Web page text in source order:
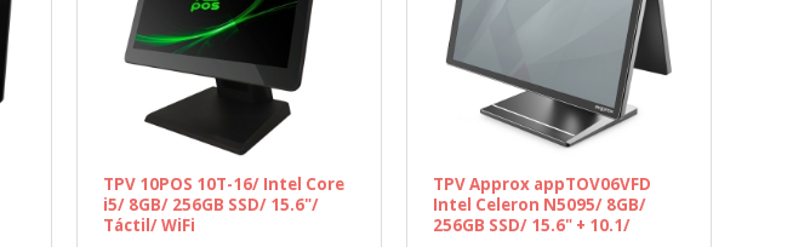
TPV 10POS 10T-16/ Intel Core
i5/ 8GB/ 256GB SSD/ 15.6"/
Táctil/ WiFi
TPV Approx appTOV06VFD
Intel Celeron N5095/ 8GB/
256GB SSD/ 15.6" + 10.1/